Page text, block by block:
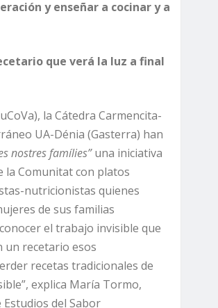
y enseñar a cocinar y a
que verá la luz a final
la Cátedra Carmencita-
UA-Dénia (Gasterra) han
nostres famílies”una iniciativa
la Comunitat con platos
nutricionistas quienes
de sus familias
el trabajo invisible que
un recetario esos
recetas tradicionales de
explica María Tormo,
del Sabor